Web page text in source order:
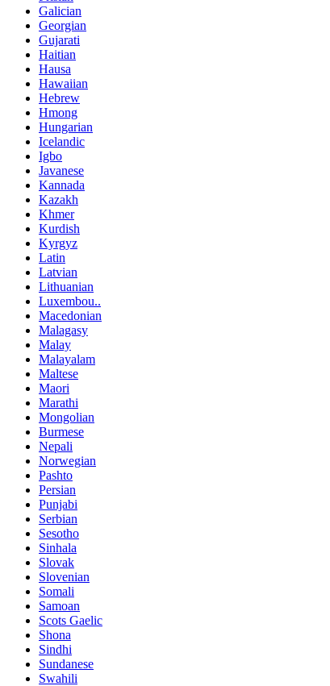
Galician
Georgian
Gujarati
Haitian
Hausa
Hawaiian
Hebrew
Hmong
Hungarian
Icelandic
Igbo
Javanese
Kannada
Kazakh
Khmer
Kurdish
Kyrgyz
Latin
Latvian
Lithuanian
Luxembou..
Macedonian
Malagasy
Malay
Malayalam
Maltese
Maori
Marathi
Mongolian
Burmese
Nepali
Norwegian
Pashto
Persian
Punjabi
Serbian
Sesotho
Sinhala
Slovak
Slovenian
Somali
Samoan
Scots Gaelic
Shona
Sindhi
Sundanese
Swahili